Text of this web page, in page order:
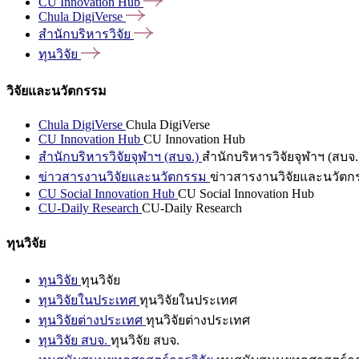
Chula DigiVerse
สำนักบริหารวิจัย
ทุนวิจัย
วิจัยและนวัตกรรม
Chula DigiVerse Chula DigiVerse
CU Innovation Hub CU Innovation Hub
สำนักบริหารวิจัยจุฬาฯ (สบจ.) สำนักบริหารวิจัยจุฬาฯ (สบจ
ข่าวสารงานวิจัยและนวัตกรรม ข่าวสารงานวิจัยและนวัตก
CU Social Innovation Hub CU Social Innovation Hub
CU-Daily Research CU-Daily Research
ทุนวิจัย
ทุนวิจัย ทุนวิจัย
ทุนวิจัยในประเทศ ทุนวิจัยในประเทศ
ทุนวิจัยต่างประเทศ ทุนวิจัยต่างประเทศ
ทุนวิจัย สบจ. ทุนวิจัย สบจ.